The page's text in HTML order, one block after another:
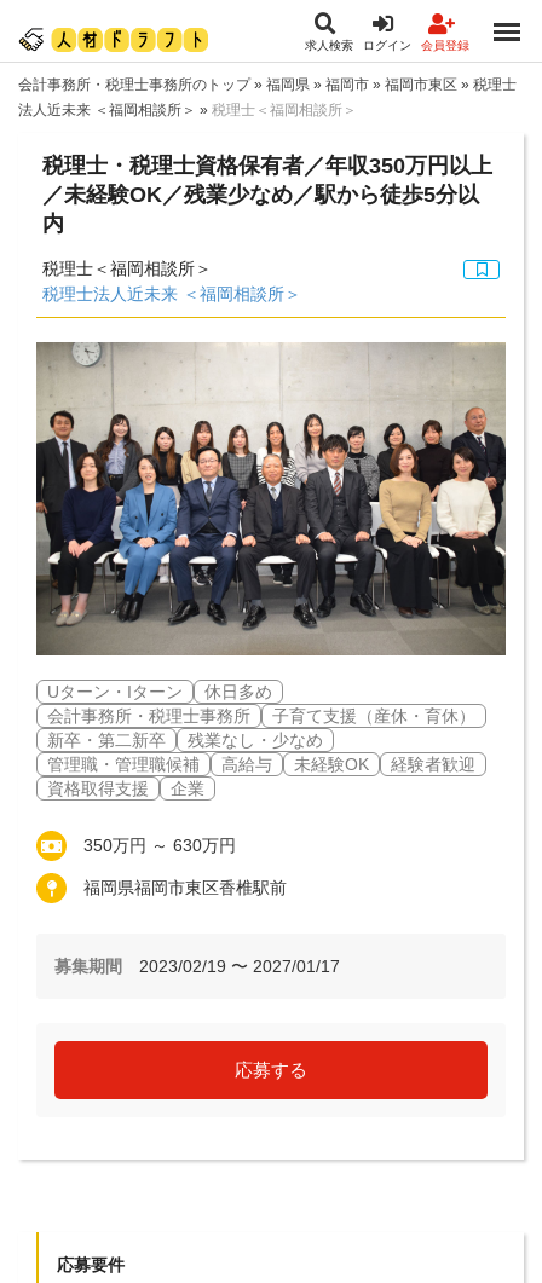
求人検索 ログイン 会員登録
会計事務所・税理士事務所のトップ» 福岡県 » 福岡市 » 福岡市東区 » 税理士
法人近未来 ＜福岡相談所＞ » 税理士＜福岡相談所＞
税理士・税理士資格保有者／年収350万円以上
／未経験OK／残業少なめ／駅から徒歩5分以
内
税理士＜福岡相談所＞
税理士法人近未来 ＜福岡相談所＞
Uターン・Iターン
休日多め
会計事務所・税理士事務所
子育て支援（産休・育休）
新卒・第二新卒
残業なし・少なめ
管理職・管理職候補
高給与 未経験OK
経験者歓迎
資格取得支援
企業
350万円 ～ 630万円
福岡県福岡市東区香椎駅前
募集期間 2023/02/19 〜 2027/01/17
応募する
応募要件